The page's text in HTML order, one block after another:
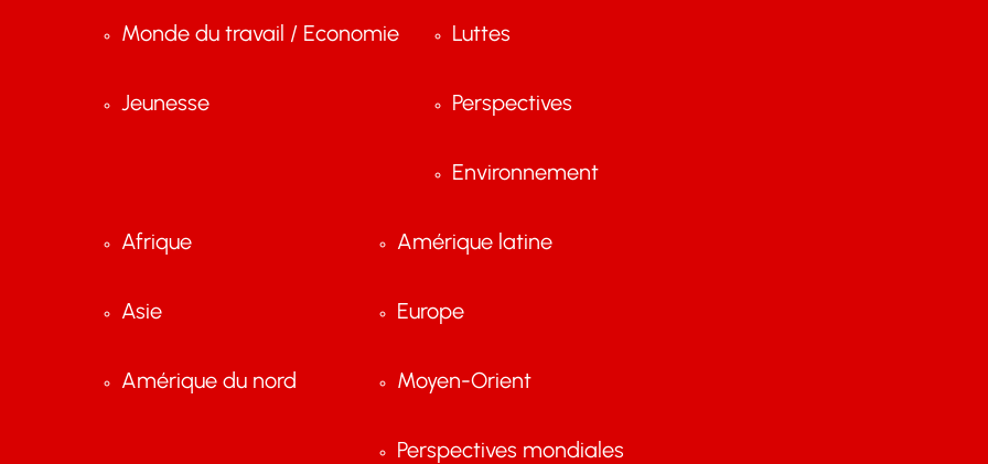
Monde du travail / Economie
Jeunesse
Luttes
Perspectives
Environnement
Afrique
Asie
Amérique du nord
Amérique latine
Europe
Moyen-Orient
Perspectives mondiales